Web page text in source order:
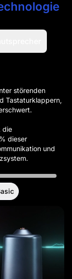
störenden
Tastaturklappern,
die
dieser
und